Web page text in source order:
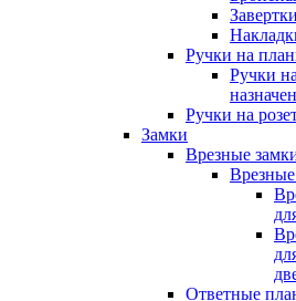
Завертки
Ручки на
Ручки
Ручки на
Замки
Врезные
Врезные
Ответные